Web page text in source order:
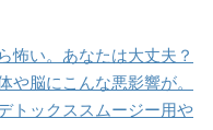
怖い。あなたは大丈夫？
や脳にこんな悪影響が。
トックススムージー用や